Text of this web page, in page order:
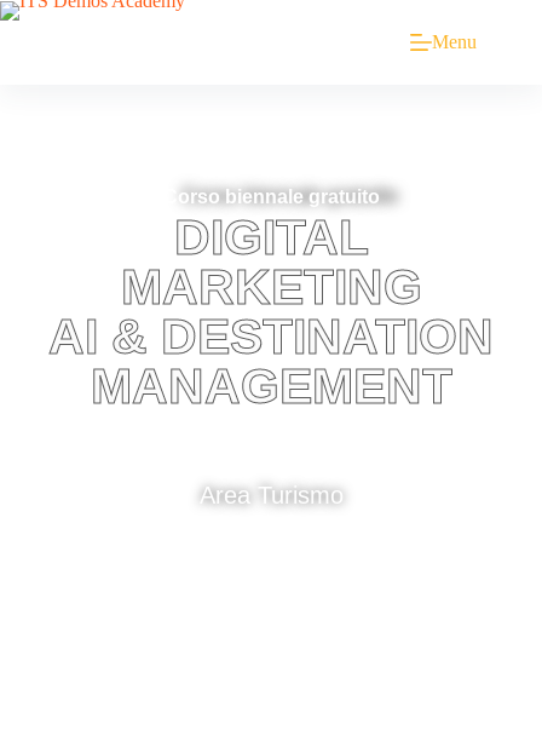
Menu
Corso biennale gratuito
DIGITAL
MARKETING
AI & DESTINATION
MANAGEMENT
Area Turismo